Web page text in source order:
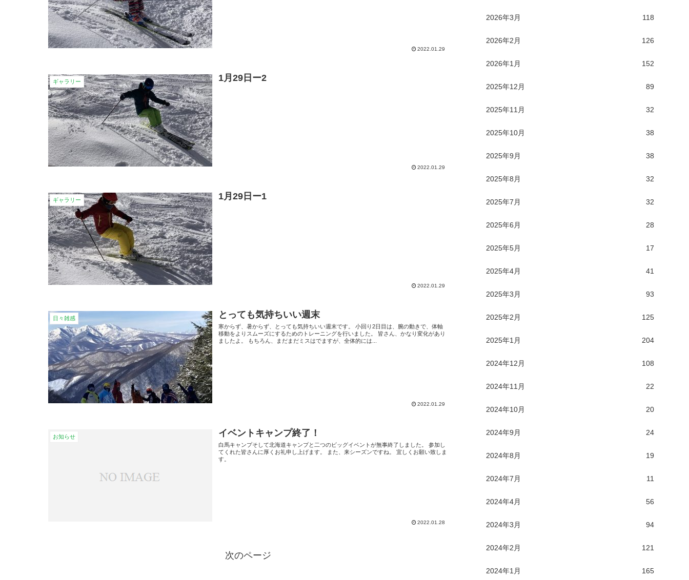
2022.01.29
ギャラリー 1月29日ー2
2022.01.29
ギャラリー 1月29日ー1
2022.01.29
日々雑感 とっても気持ちいい週末
寒からず、暑からず、とっても気持ちいい週末です。 小回り2日目は、腕の動きで、体軸
移動をよりスムーズにするためのトレーニングを行いました。 皆さん、かなり変化があり
ましたよ。 もちろん、まだまだミスはでますが、全体的には...
2022.01.29
お知らせ イベントキャンプ終了！
白馬キャンプそして北海道キャンプと二つのビッグイベントが無事終了しました。 参加し
てくれた皆さんに厚くお礼申し上げます。 また、来シーズンですね。 宜しくお願い致しま
す。
2022.01.28
次のページ
2026年3月 118
2026年2月 126
2026年1月 152
2025年12月 89
2025年11月 32
2025年10月 38
2025年9月 38
2025年8月 32
2025年7月 32
2025年6月 28
2025年5月 17
2025年4月 41
2025年3月 93
2025年2月 125
2025年1月 204
2024年12月 108
2024年11月 22
2024年10月 20
2024年9月 24
2024年8月 19
2024年7月 11
2024年4月 56
2024年3月 94
2024年2月 121
2024年1月 165